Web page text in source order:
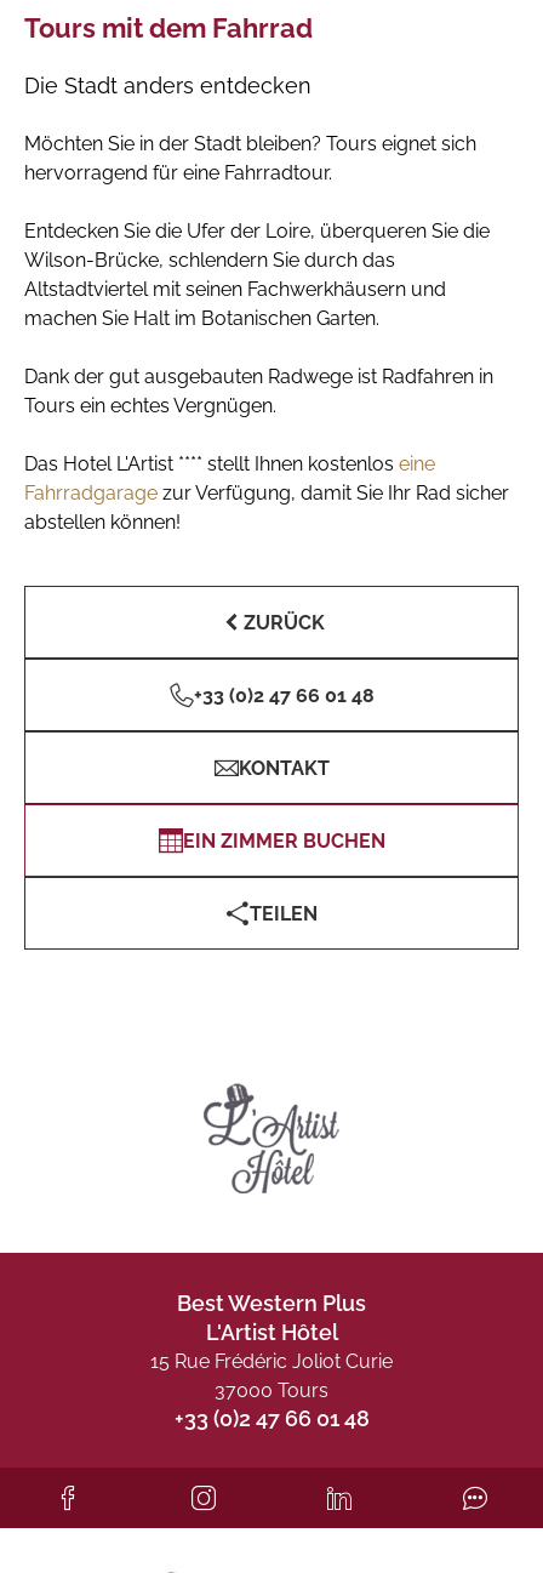
Tours mit dem Fahrrad
Die Stadt anders entdecken
Möchten Sie in der Stadt bleiben? Tours eignet sich
hervorragend für eine Fahrradtour.
Entdecken Sie die Ufer der Loire, überqueren Sie die
Wilson-Brücke, schlendern Sie durch das
Altstadtviertel mit seinen Fachwerkhäusern und
machen Sie Halt im Botanischen Garten.
Dank der gut ausgebauten Radwege ist Radfahren in
Tours ein echtes Vergnügen.
Das Hotel L'Artist **** stellt Ihnen kostenlos eine
Fahrradgarage zur Verfügung, damit Sie Ihr Rad sicher
abstellen können!
ZURÜCK
+33 (0)2 47 66 01 48
KONTAKT
EIN ZIMMER BUCHEN
TEILEN
Best Western Plus
L'Artist Hôtel
15 Rue Frédéric Joliot Curie
37000 Tours
+33 (0)2 47 66 01 48